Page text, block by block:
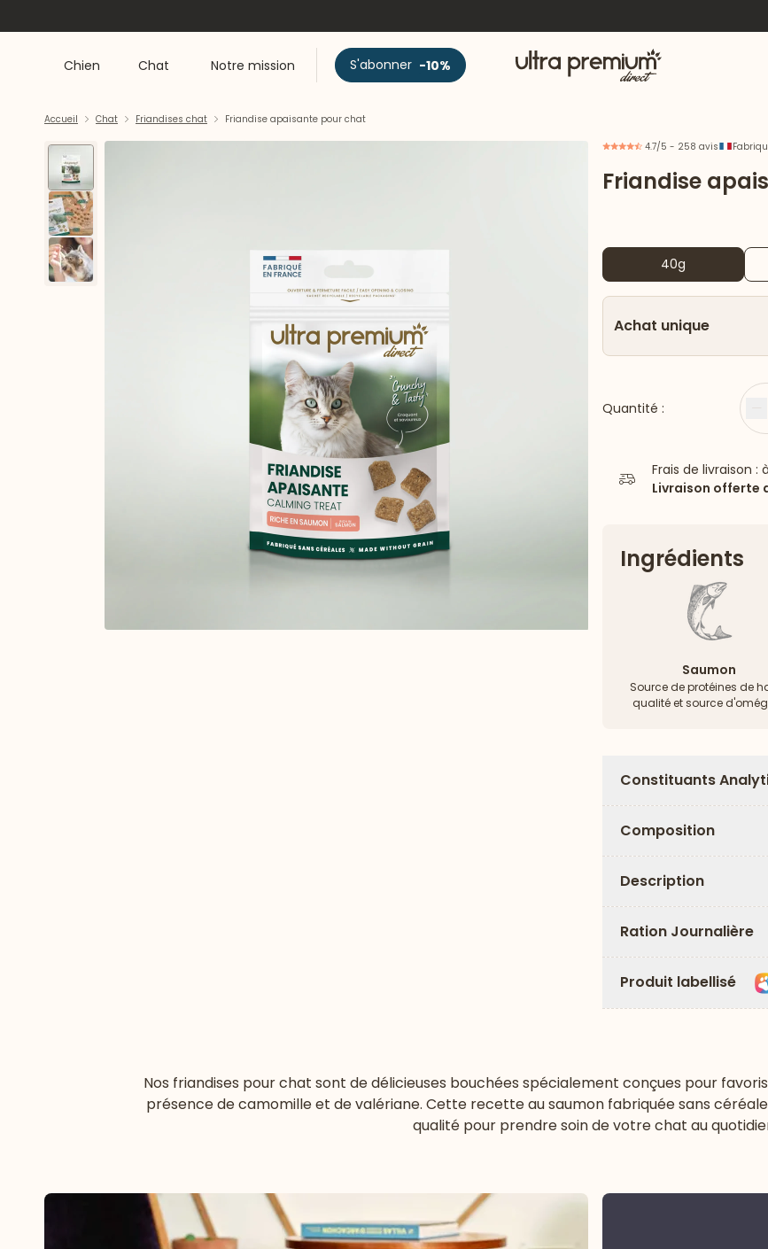
Chien Chat Notre mission S'abonner -10% Accueil
Accueil Chat Friandises chat Friandise apaisante pour chat
4.7/5 - 258 avis
Friandise
40g
Achat unique
Quantité :
Frais de livraison :
Livraison offerte
Ingrédients
Saumon
Source de protéines de
qualité et source
Constituants
Composition
Description
Ration Journalière
Produit labellisé
Nos friandises pour chat sont de délicieuses bouchées spécialement conçues pour
présence de camomille et de valériane. Cette recette au saumon fabriquée sans
qualité pour prendre soin de votre chat au